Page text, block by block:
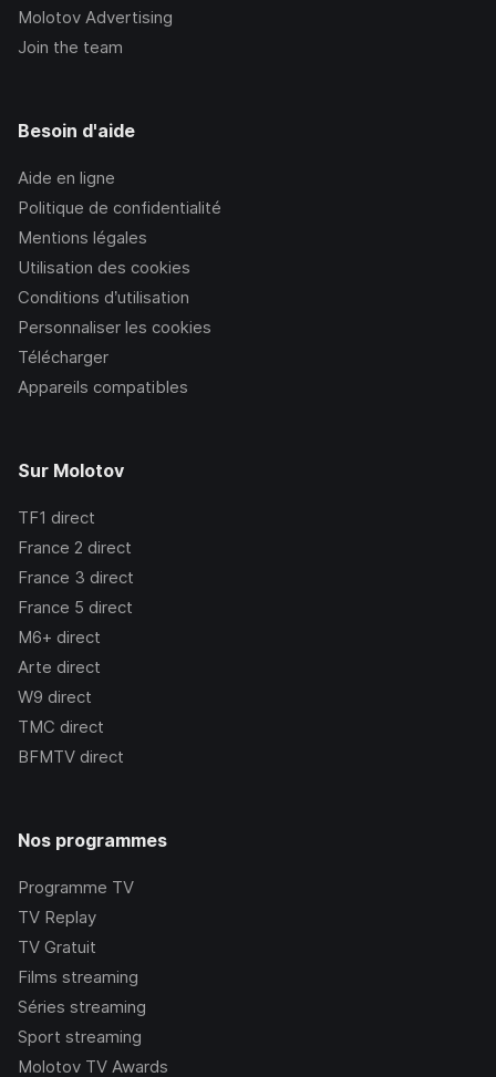
Molotov Advertising
Join the team
Besoin d'aide
Aide en ligne
Politique de confidentialité
Mentions légales
Utilisation des cookies
Conditions d’utilisation
Personnaliser les cookies
Télécharger
Appareils compatibles
Sur Molotov
TF1 direct
France 2 direct
France 3 direct
France 5 direct
M6+ direct
Arte direct
W9 direct
TMC direct
BFMTV direct
Nos programmes
Programme TV
TV Replay
TV Gratuit
Films streaming
Séries streaming
Sport streaming
Molotov TV Awards